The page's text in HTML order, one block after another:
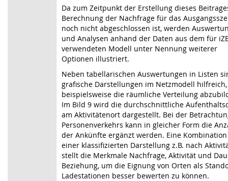
Da zum Zeitpunkt der Erstellung dieses
Berechnung der Nachfrage für das
noch nicht abgeschlossen ist, werden
und Analysen anhand der Daten aus dem für
verwendeten Modell unter Nennung weiterer
Optionen illustriert.
Neben tabellarischen Auswertungen in Listen
grafische Darstellungen im Netzmodell
beispielsweise die räumliche Verteilung
Im Bild 9 wird die durchschnittliche
am Aktivitätenort dargestellt. Bei der
Personenverkehrs kann in gleicher Form die
der Ankünfte ergänzt werden. Eine
einer klassifizierten Darstellung z.B. nach
stellt die Merkmale Nachfrage, Aktivität und
Beziehung, um die Eignung von Orten als
Ladestationen besser bewerten zu können.